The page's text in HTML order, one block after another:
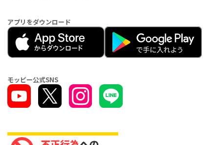
アプリをダウンロード
モッピー公式SNS